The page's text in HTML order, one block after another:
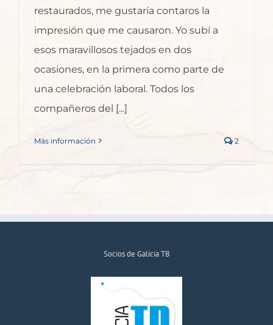
restaurados, me gustaría contaros la
impresión que me causaron. Yo subí a
esos maravillosos tejados en dos
ocasiones, en la primera como parte de
una celebración laboral. Todos los
compañeros del [...]
Más información 2
Socios de Galicia TB